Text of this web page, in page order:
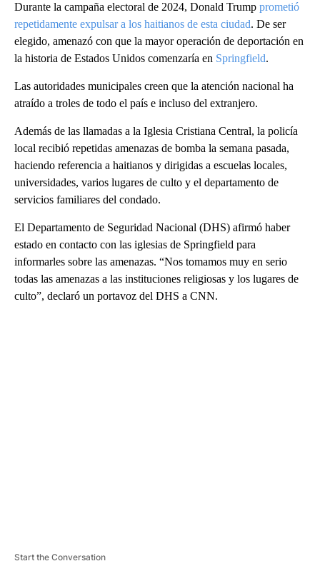
Durante la campaña electoral de 2024, Donald Trump prometió
repetidamente expulsar a los haitianos de esta ciudad. De ser
elegido, amenazó con que la mayor operación de deportación en
la historia de Estados Unidos comenzaría en Springfield.
Las autoridades municipales creen que la atención nacional ha
atraído a troles de todo el país e incluso del extranjero.
Además de las llamadas a la Iglesia Cristiana Central, la policía
local recibió repetidas amenazas de bomba la semana pasada,
haciendo referencia a haitianos y dirigidas a escuelas locales,
universidades, varios lugares de culto y el departamento de
servicios familiares del condado.
El Departamento de Seguridad Nacional (DHS) afirmó haber
estado en contacto con las iglesias de Springfield para
informarles sobre las amenazas. “Nos tomamos muy en serio
todas las amenazas a las instituciones religiosas y los lugares de
culto”, declaró un portavoz del DHS a CNN.
Start the Conversation